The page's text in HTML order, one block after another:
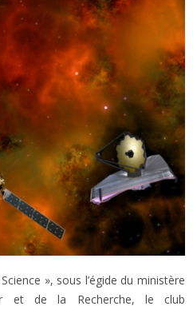
», sous l’égide du ministère
et de la Recherche, le club